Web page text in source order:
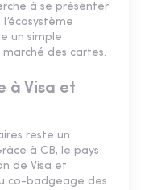
à se présenter
un simple
des cartes.
à Visa et
reste un
à CB, le pays
de Visa et
co-badgeage des